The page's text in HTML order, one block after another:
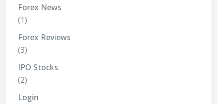
Forex News
(1)
Forex Reviews
(3)
IPO Stocks
(2)
Login